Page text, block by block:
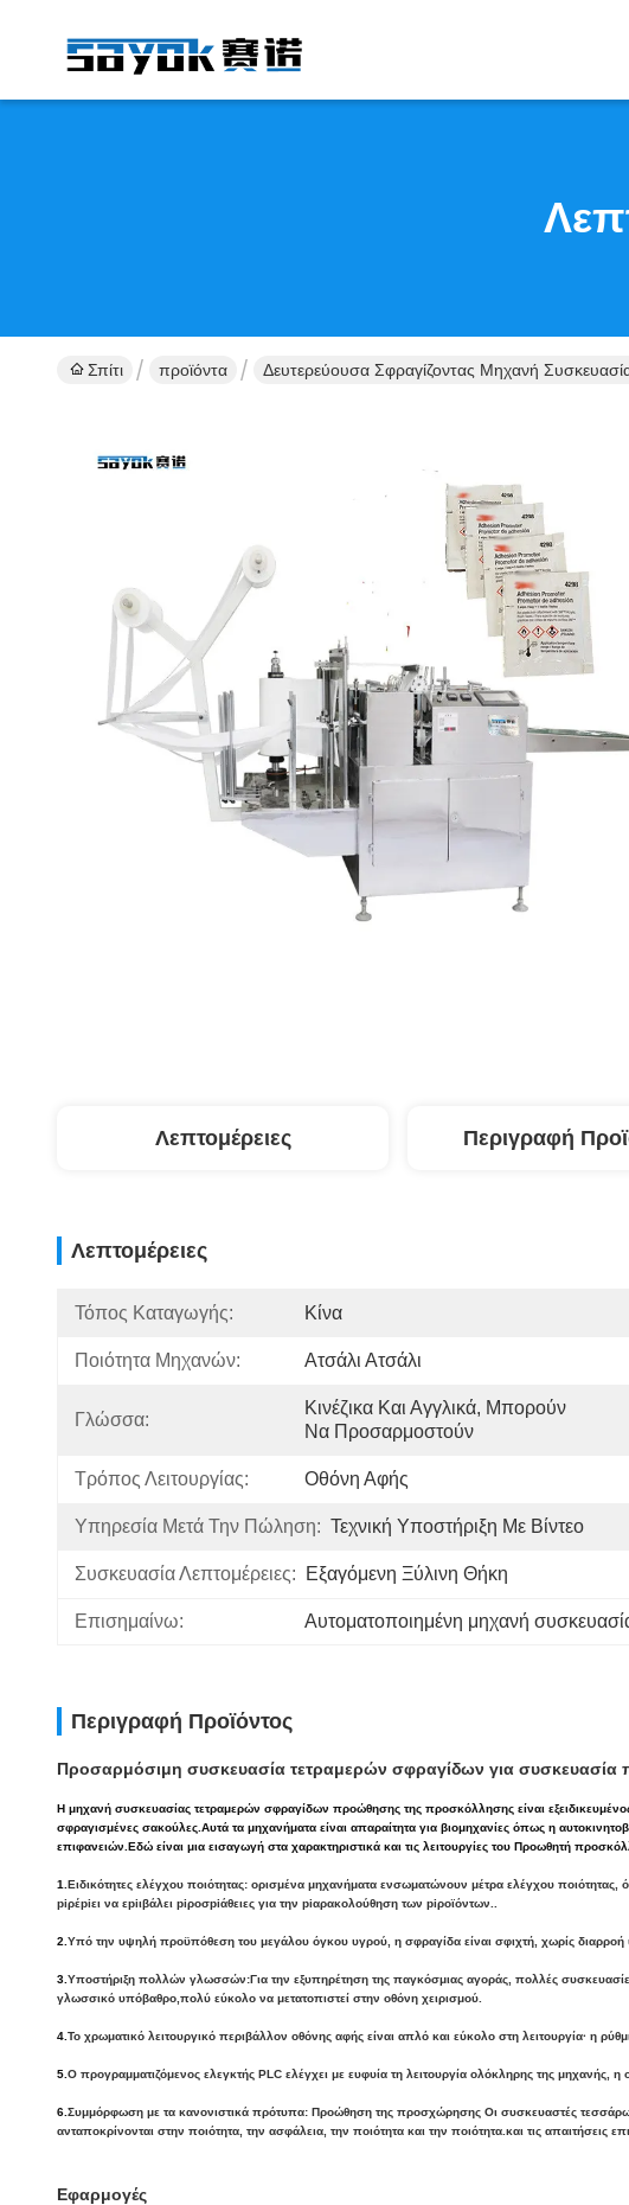
Σπίτι προϊόντα Δευτερεύουσα Σφραγίζοντας Μηχανή
Λεπτομέρειες Περιγραφή
Λεπτομέρειες
Τόπος Καταγωγής: Κίνα
Ποιότητα Μηχανών: Ατσάλι Ατσάλι
Γλώσσα:
Κινέζικα Και Αγγλικά, Μπορούν
Να Προσαρμοστούν
Τρόπος Λειτουργίας: Οθόνη Αφής
Υπηρεσία Μετά Την Πώληση: Τεχνική Υποστήριξη Με Βίντεο
Συσκευασία Λεπτομέρειες: Εξαγόμενη Ξύλινη Θήκη
Επισημαίνω: Αυτοματοποιημένη μηχανή
Περιγραφή Προϊόντος
Προσαρμόσιμη συσκευασία τετραμερών σφραγίδων για
Η μηχανή συσκευασίας τετραμερών σφραγίδων προώθησης της προσκόλλησης είναι
σφραγισμένες σακούλες.Αυτά τα μηχανήματα είναι απαραίτητα για βιομηχανίες όπως η
επιφανειών.Εδώ είναι μια εισαγωγή στα χαρακτηριστικά και τις λειτουργίες του Προωθητή
1. Ειδικότητες ελέγχου ποιότητας: ορισμένα μηχανήματα ενσωματώνουν μέτρα ελέγχου
piρέpiει να εpiιβάλει piροσpiάθειες για την piαρακολούθηση των piροϊόντων..
2. Υπό την υψηλή προϋπόθεση του μεγάλου όγκου υγρού, η σφραγίδα είναι σφιχτή, χωρίς
3. Υποστήριξη πολλών γλωσσών:Για την εξυπηρέτηση της παγκόσμιας αγοράς, πολλές
γλωσσικό υπόβαθρο,πολύ εύκολο να μετατοπιστεί στην οθόνη χειρισμού.
4. Το χρωματικό λειτουργικό περιβάλλον οθόνης αφής είναι απλό και εύκολο στη λειτουργία· η
5. Ο προγραμματιζόμενος ελεγκτής PLC ελέγχει με ευφυία τη λειτουργία ολόκληρης της μηχανής,
6. Συμμόρφωση με τα κανονιστικά πρότυπα: Προώθηση της προσχώρησης Οι συσκευαστές
ανταποκρίνονται στην ποιότητα, την ασφάλεια, την ποιότητα και την ποιότητα.και τις απαιτήσεις
Εφαρμογές